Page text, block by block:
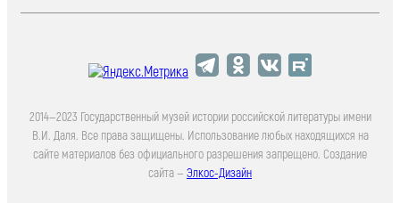
2014—2023 Государственный музей истории российской литературы имени
В.И. Даля. Все права защищены. Использование любых находящихся на
сайте материалов без официального разрешения запрещено. Создание
сайта — Элкос-Дизайн